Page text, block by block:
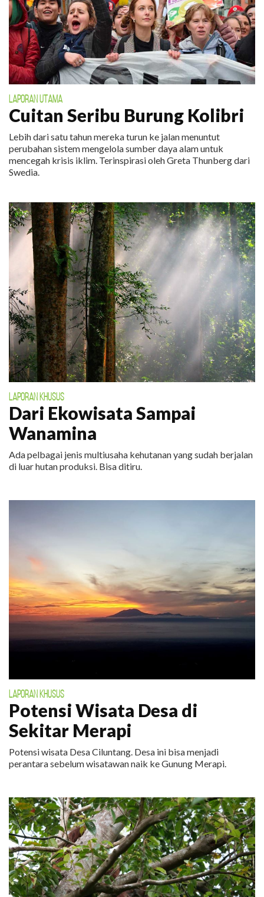
LAPORAN UTAMA
Cuitan Seribu Burung Kolibri
Lebih dari satu tahun mereka turun ke jalan menuntut
perubahan sistem mengelola sumber daya alam untuk
mencegah krisis iklim. Terinspirasi oleh Greta Thunberg dari
Swedia.
LAPORAN KHUSUS
Dari Ekowisata Sampai
Wanamina
Ada pelbagai jenis multiusaha kehutanan yang sudah berjalan
di luar hutan produksi. Bisa ditiru.
LAPORAN KHUSUS
Potensi Wisata Desa di
Sekitar Merapi
Potensi wisata Desa Ciluntang. Desa ini bisa menjadi
perantara sebelum wisatawan naik ke Gunung Merapi.